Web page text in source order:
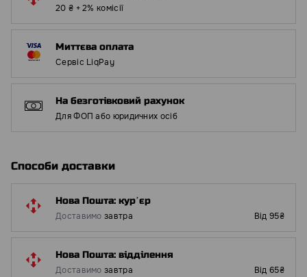
20 ₴ + 2% комісії
Миттєва оплата
Сервіс LiqPay
На безготівковий рахунок
Для ФОП або юридичних осіб
Способи доставки
Нова Пошта: курʼєр
Доставимо завтра Від 95₴
Нова Пошта: відділення
Доставимо завтра Від 65₴